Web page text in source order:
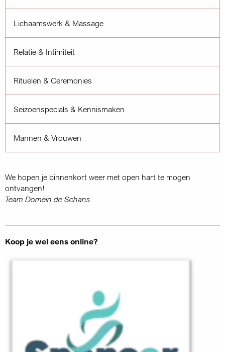
Lichaamswerk & Massage
Relatie & Intimiteit
Rituelen & Ceremonies
Seizoenspecials & Kennismaken
Mannen & Vrouwen
We hopen je binnenkort weer met open hart te mogen
ontvangen!
Team Domein de Schans
Koop je wel eens online?